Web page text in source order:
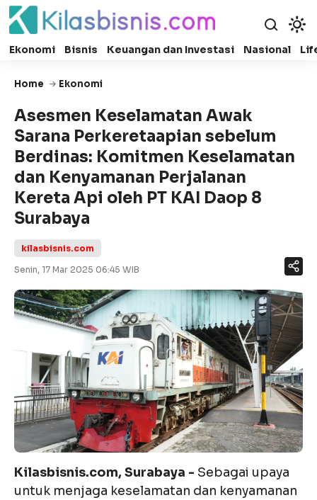
Ekonomi Bisnis Keuangan dan Investasi Nasional
Home Ekonomi
Asesmen Keselamatan Awak
Sarana Perkeretaapian sebelum
Berdinas: Komitmen Keselamatan
dan Kenyamanan Perjalanan
Kereta Api oleh PT KAI Daop 8
Surabaya
kilasbisnis.com
Senin, 17 Mar 2025 06:45 WIB
Kilasbisnis.com, Surabaya - Sebagai upaya
untuk menjaga keselamatan dan kenyamanan